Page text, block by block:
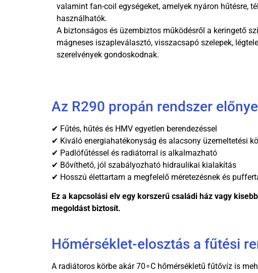
valamint fan-coil egységeket, amelyek nyáron hűtésre,
használhatók.
A biztonságos és üzembiztos működésről a keringető
mágneses iszapleválasztó, visszacsapó szelepek,
szerelvények gondoskodnak.
Az R290 propán rendszer
✔ Fűtés, hűtés és HMV egyetlen berendezéssel
✔ Kiváló energiahatékonyság és alacsony üzemeltetési
✔ Padlófűtéssel és radiátorral is alkalmazható
✔ Bővíthető, jól szabályozható hidraulikai kialakítás
✔ Hosszú élettartam a megfelelő méretezésnek és
Ez a kapcsolási elv egy korszerű családi ház vagy
megoldást biztosít.
Hőmérséklet-elosztás a fűtési
A radiátoros körbe akár 70∘C hőmérsékletű fűtővíz is